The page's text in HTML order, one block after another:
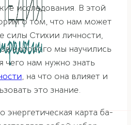
исследования. В этой
о том, что нам может
силы Стихии личности,
которого мы научились
чего нам нужно знать
, на что она влияет и
это знание.
энергетическая карта ба-